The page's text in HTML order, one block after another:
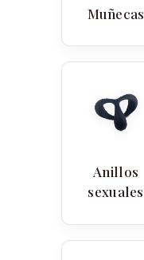
Muñecas
Anillos
sexuales